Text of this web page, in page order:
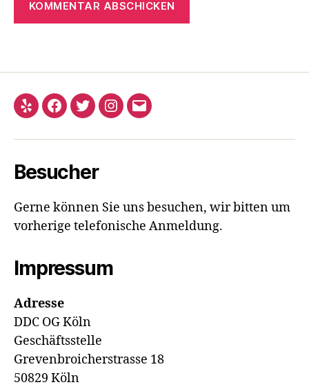
Yelp Facebook
TwitterInstagram
E-
Besucher
Gerne können Sie uns besuchen, wir bitten um
vorherige telefonische Anmeldung.
Impressum
Adresse
DDC OG Köln
Geschäftsstelle
Grevenbroicherstrasse 18
50829 Köln